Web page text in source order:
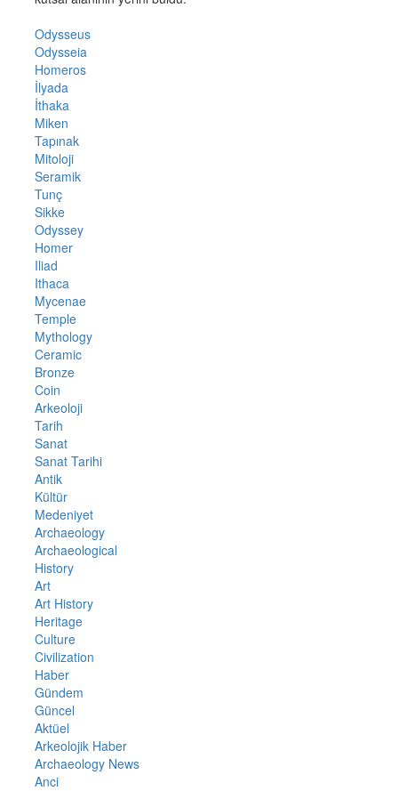
Odysseus
Odysseia
Homeros
İlyada
İthaka
Miken
Tapınak
Mitoloji
Seramik
Tunç
Sikke
Odyssey
Homer
Iliad
Ithaca
Mycenae
Temple
Mythology
Ceramic
Bronze
Coin
Arkeoloji
Tarih
Sanat
Sanat Tarihi
Antik
Kültür
Medeniyet
Archaeology
Archaeological
History
Art
Art History
Heritage
Culture
Civilization
Haber
Gündem
Güncel
Aktüel
Arkeolojik Haber
Archaeology News
Anci